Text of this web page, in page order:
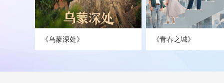
《乌蒙深处》 《青春之城》